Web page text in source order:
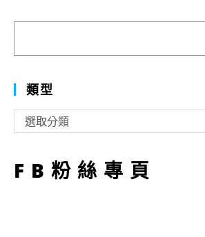
類型
型
選取分類
FB粉絲專頁